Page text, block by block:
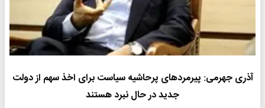
آذری جهرمی: پیرمرد‌های پرحاشیه سیاست برای اخذ سهم از دولت
جدید در حال نبرد هستند